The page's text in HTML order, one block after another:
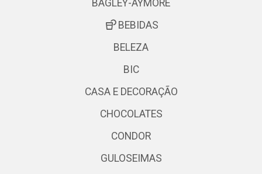
BAGLEY-AYMORE
BEBIDAS
BELEZA
BIC
CASA E DECORAÇÃO
CHOCOLATES
CONDOR
GULOSEIMAS